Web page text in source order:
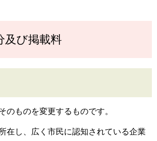
及び掲載料
のものを変更するものです。
在し、広く市民に認知されている企業